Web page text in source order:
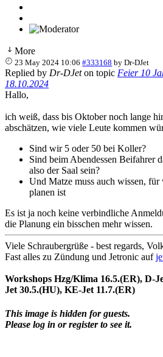
More
23 May 2024 10:06 #333168 byDr-DJet
Replied by Dr-DJeton topic Feier 10
18.10.2024
Hallo,
ich weiß, dass bis Oktober noch lange
abschätzen, wie viele Leute kommen
Sind wir 5 oder 50 bei Koller?
Sind beim Abendessen Beifahrer
also der Saal sein?
Und Matze muss auch wissen,
planen ist
Es ist ja noch keine verbindliche
die Planung ein bisschen mehr wissen.
Viele Schraubergrüße - best regards,
Fast alles zu Zündung und Jetronic auf
Workshops Hzg/Klima 16.5.(ER), D-
Jet 30.5.(HU), KE-Jet 11.7.(ER)
This image is hidden for guests.
Please log in or register to see it.